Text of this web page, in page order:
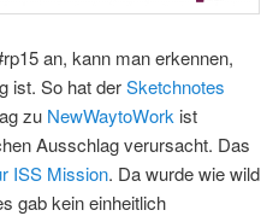
an, kann man erkennen,
ist. So hat derSketchnotes
zu NewWaytoWork ist
Ausschlag verursacht. Das
ISS Mission. Da wurde wie wild
gab kein einheitlich